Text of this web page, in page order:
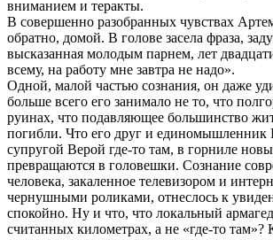
вниманием и теракты.
В совершенно разобранных чувствах
обратно, домой. В голове засела фраза,
высказанная молодым парнем, лет
всему, на работу мне завтра не надо».
Одной, малой частью сознания, он даже
больше всего его занимало не то, что
руинах, что подавляющее большинство
погибли. Что его друг и единомышленник
супругой Верой где-то там, в горниле
превращаются в головешки. Сознание
человека, закаленное телевизором и
чернушными роликами, отнеслось к
спокойно. Ну и что, что локальный
считанных километрах, а не «где-то там»?